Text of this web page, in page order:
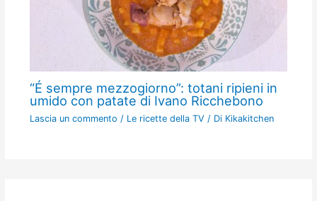
“É sempre mezzogiorno”: totani ripieni in
umido con patate di Ivano Ricchebono
Lascia un commento / Le ricette della TV / Di Kikakitchen